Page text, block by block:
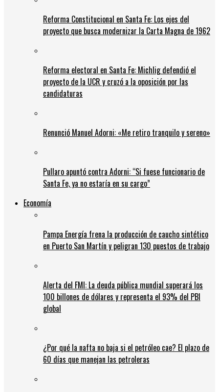
Reforma Constitucional en Santa Fe: Los ejes del
proyecto que busca modernizar la Carta Magna de 1962
Reforma electoral en Santa Fe: Michlig defendió el
proyecto de la UCR y cruzó a la oposición por las
candidaturas
Renunció Manuel Adorni: «Me retiro tranquilo y sereno»
Pullaro apuntó contra Adorni: “Si fuese funcionario de
Santa Fe, ya no estaría en su cargo”
Economía
Pampa Energía frena la producción de caucho sintético
en Puerto San Martín y peligran 130 puestos de trabajo
Alerta del FMI: La deuda pública mundial superará los
100 billones de dólares y representa el 93% del PBI
global
¿Por qué la nafta no baja si el petróleo cae? El plazo de
60 días que manejan las petroleras